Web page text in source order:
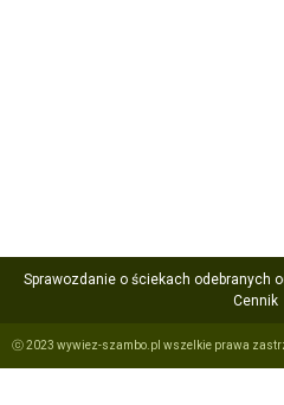
Sprawozdanie o ściekach odebranych
Cennik
ⓒ 2023 wywiez-szambo.pl wszelkie prawa